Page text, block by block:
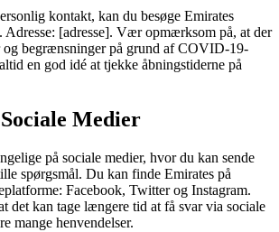
kontakt, kan du besøge Emirates
[adresse]. Vær opmærksom på, at der
begrænsninger på grund af COVID-19-
en god idé at tjekke åbningstiderne på
Medier
på sociale medier, hvor du kan sende
spørgsmål. Du kan finde Emirates på
Facebook, Twitter og Instagram.
det kan tage længere tid at få svar via sociale
mange henvendelser.